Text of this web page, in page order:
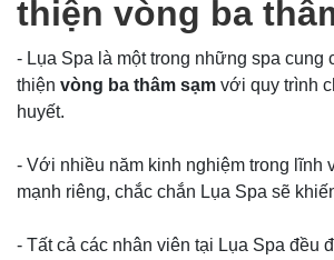
thiện vòng ba
- Lụa Spa là một trong những spa cung
thiện vòng ba thâm sạm với quy trình
huyết.
- Với nhiều năm kinh nghiệm trong lĩnh
mạnh riêng, chắc chắn Lụa Spa sẽ
- Tất cả các nhân viên tại Lụa Spa đều